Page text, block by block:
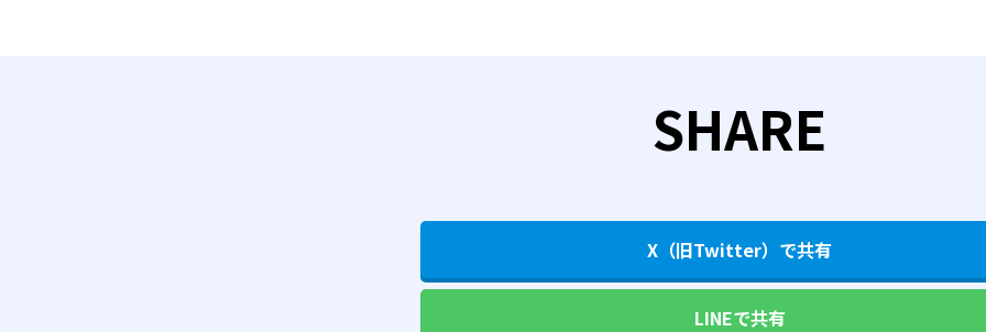
SHARE
X（旧Twitter）で共有
LINEで共有